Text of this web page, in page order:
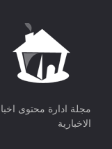
مجلة ادارة محتوى
الاخبارية